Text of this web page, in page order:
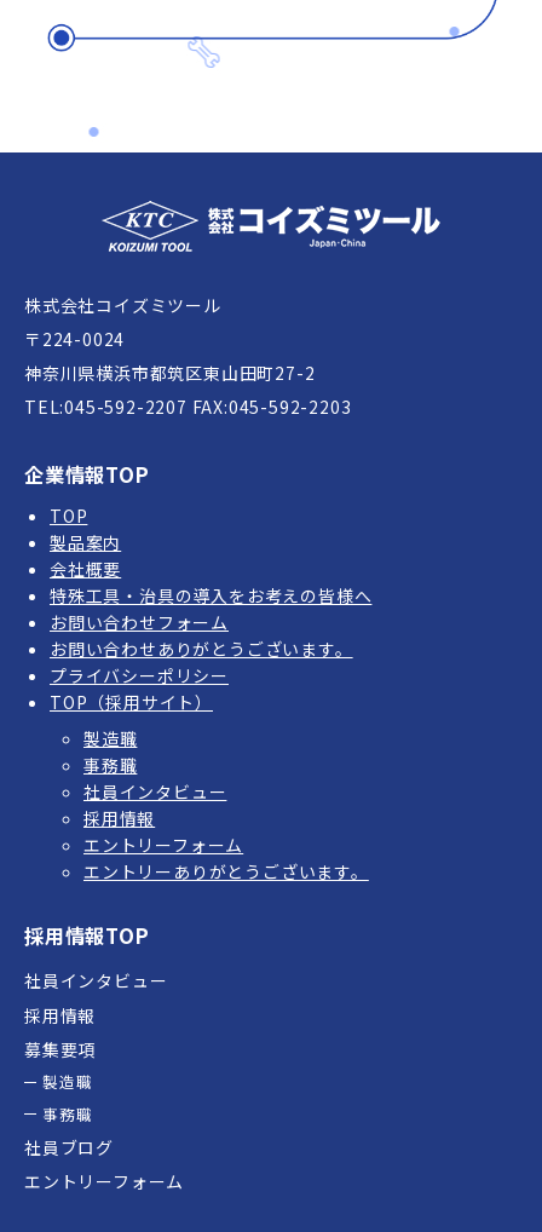
株式会社コイズミツール
〒224-0024
神奈川県横浜市都筑区東山田町27-2
TEL:045-592-2207 FAX:045-592-2203
企業情報TOP
TOP
製品案内
会社概要
特殊工具・治具の導入をお考えの皆様へ
お問い合わせフォーム
お問い合わせありがとうございます。
プライバシーポリシー
TOP（採用サイト）
製造職
事務職
社員インタビュー
採用情報
エントリーフォーム
エントリーありがとうございます。
採用情報TOP
社員インタビュー
採用情報
募集要項
製造職
事務職
社員ブログ
エントリーフォーム